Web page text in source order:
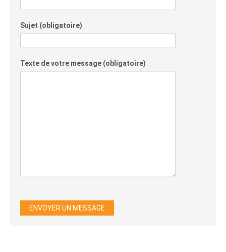
Sujet (obligatoire)
Texte de votre message (obligatoire)